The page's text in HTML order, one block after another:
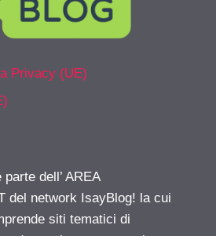
Privacy (UE)
dell’ AREA
del network IsayBlog! la cui
siti tematici di